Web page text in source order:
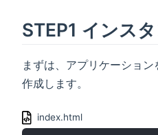
STEP1 インス
まずは、アプリケーショ
作成します。
index.html